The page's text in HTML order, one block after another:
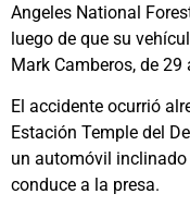
Angeles National
luego de que su
Mark Camberos, de 29
El accidente ocurrió
Estación Temple del
un automóvil
conduce a la presa.